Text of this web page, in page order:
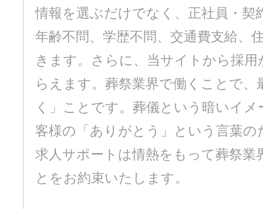
情報を選ぶだけでなく、正社員・
年齢不問、学歴不問、交通費支給、
きます。さらに、当サイトから採
らえます。葬祭業界で働くことで
く」ことです。葬儀という暗いイ
客様の「ありがとう」という言葉
求人サポートは情熱をもって葬祭
とをお約束いたします。